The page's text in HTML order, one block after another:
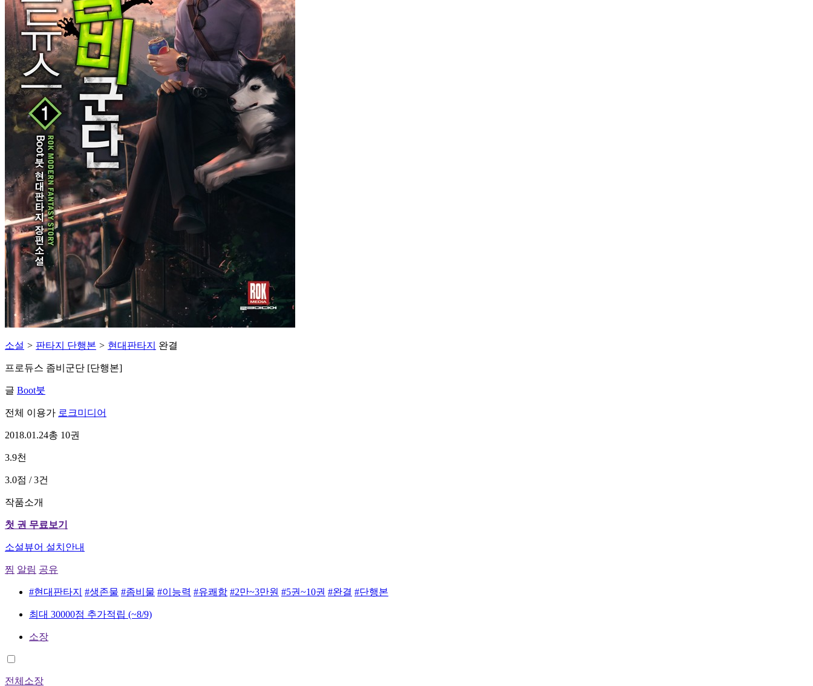
소설 > 판타지 단행본 > 현대판타지 완결
프로듀스 좀비군단 [단행본]
글 Boot붓
전체 이용가 로크미디어
2018.01.24총 10권
3.9천
3.0점 / 3건
작품소개
첫 권 무료보기
소설뷰어 설치안내
찜 알림 공유
#현대판타지 #생존물 #좀비물 #이능력 #유쾌함 #2만~3만원 #5권~10권 #완결 #단행본
최대 30000점 추가적립 (~8/9)
소장
전체소장